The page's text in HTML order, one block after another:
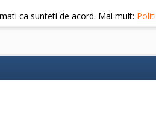
ca sunteti de acord. Mai mult: